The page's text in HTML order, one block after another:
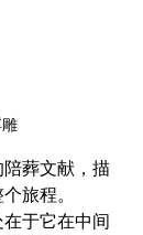
葬文献，描
旅程。
于它在中间